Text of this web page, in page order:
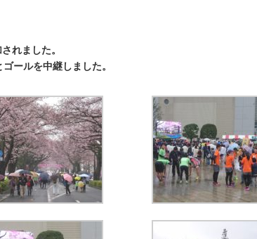
れました。
ールを中継しました。